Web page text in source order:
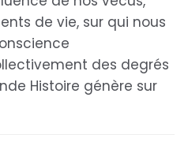
de vie, sur qui nous
des degrés
Histoire génère sur